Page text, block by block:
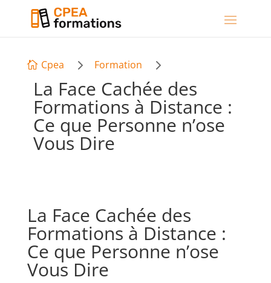
 Cpea 5 Formation 5
La Face Cachée des
Formations à Distance :
Ce que Personne n’ose
Vous Dire
La Face Cachée des
Formations à Distance :
Ce que Personne n’ose
Vous Dire